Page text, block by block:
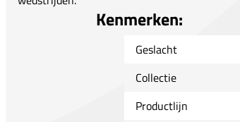
Kenmerken:
Geslacht
Collectie
Productlijn